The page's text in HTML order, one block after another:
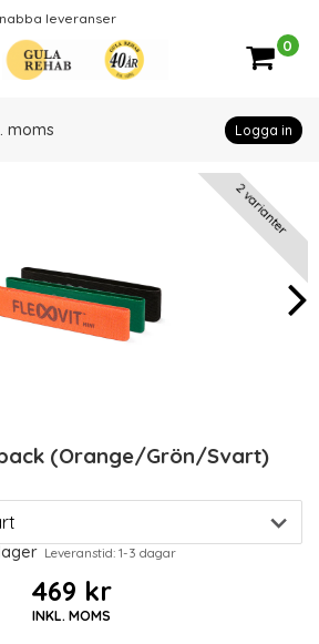
leveranser
0
moms Logga in
2 varianter
(Orange/Grön/Svart)
Leveranstid: 1-3 dagar
469 kr
INKL. MOMS